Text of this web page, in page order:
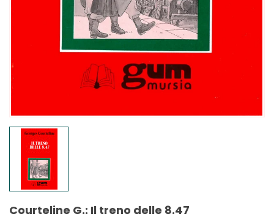
Courteline G.: Il treno delle 8.47